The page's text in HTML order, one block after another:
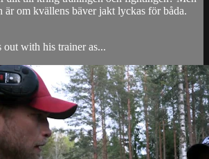
är om kvällens bäver jakt lyckas för båda.
out with his trainer as...